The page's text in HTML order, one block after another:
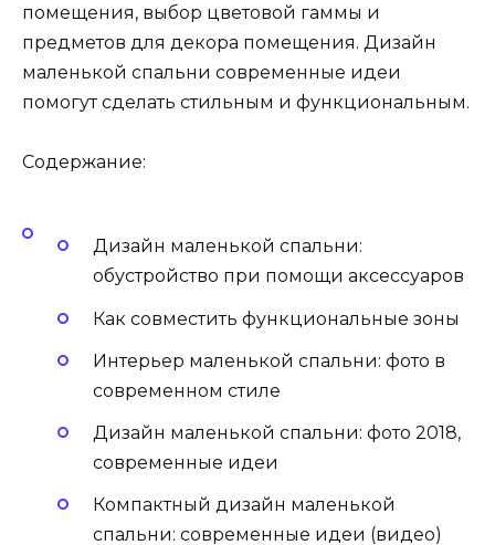
помещения, выбор цветовой гаммы и
предметов для декора помещения. Дизайн
маленькой спальни современные идеи
помогут сделать стильным и функциональным.
Содержание:
Дизайн маленькой спальни:
обустройство при помощи аксессуаров
Как совместить функциональные зоны
Интерьер маленькой спальни: фото в
современном стиле
Дизайн маленькой спальни: фото 2018,
современные идеи
Компактный дизайн маленькой
спальни: современные идеи (видео)